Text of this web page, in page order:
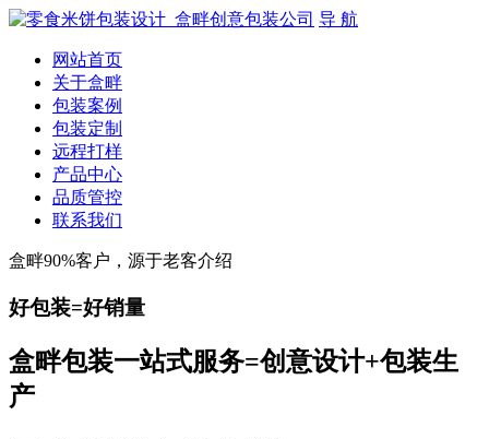
导 航
网站首页
关于盒畔
包装案例
包装定制
远程打样
产品中心
品质管控
联系我们
盒畔90%客户，源于老客介绍
好包装=好销量
盒畔包装一站式服务=创意设计+包装生
产